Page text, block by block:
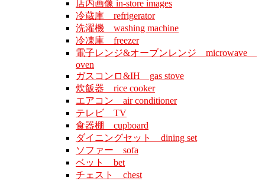
店内画像 in-store images
冷蔵庫 refrigerator
洗濯機 washing machine
冷凍庫 freezer
電子レンジ&オーブンレンジ microwave
oven
ガスコンロ&IH gas stove
炊飯器 rice cooker
エアコン air conditioner
テレビ TV
食器棚 cupboard
ダイニングセット dining set
ソファー sofa
ベット bet
チェスト chest